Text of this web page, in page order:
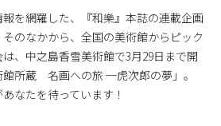
を網羅した、『和樂』本誌の連載企画
そのなかから、全国の美術館からピック
、中之島香雪美術館で3月29日まで開
所蔵 名画への旅 ─虎次郎の夢」。
なたを待っています！